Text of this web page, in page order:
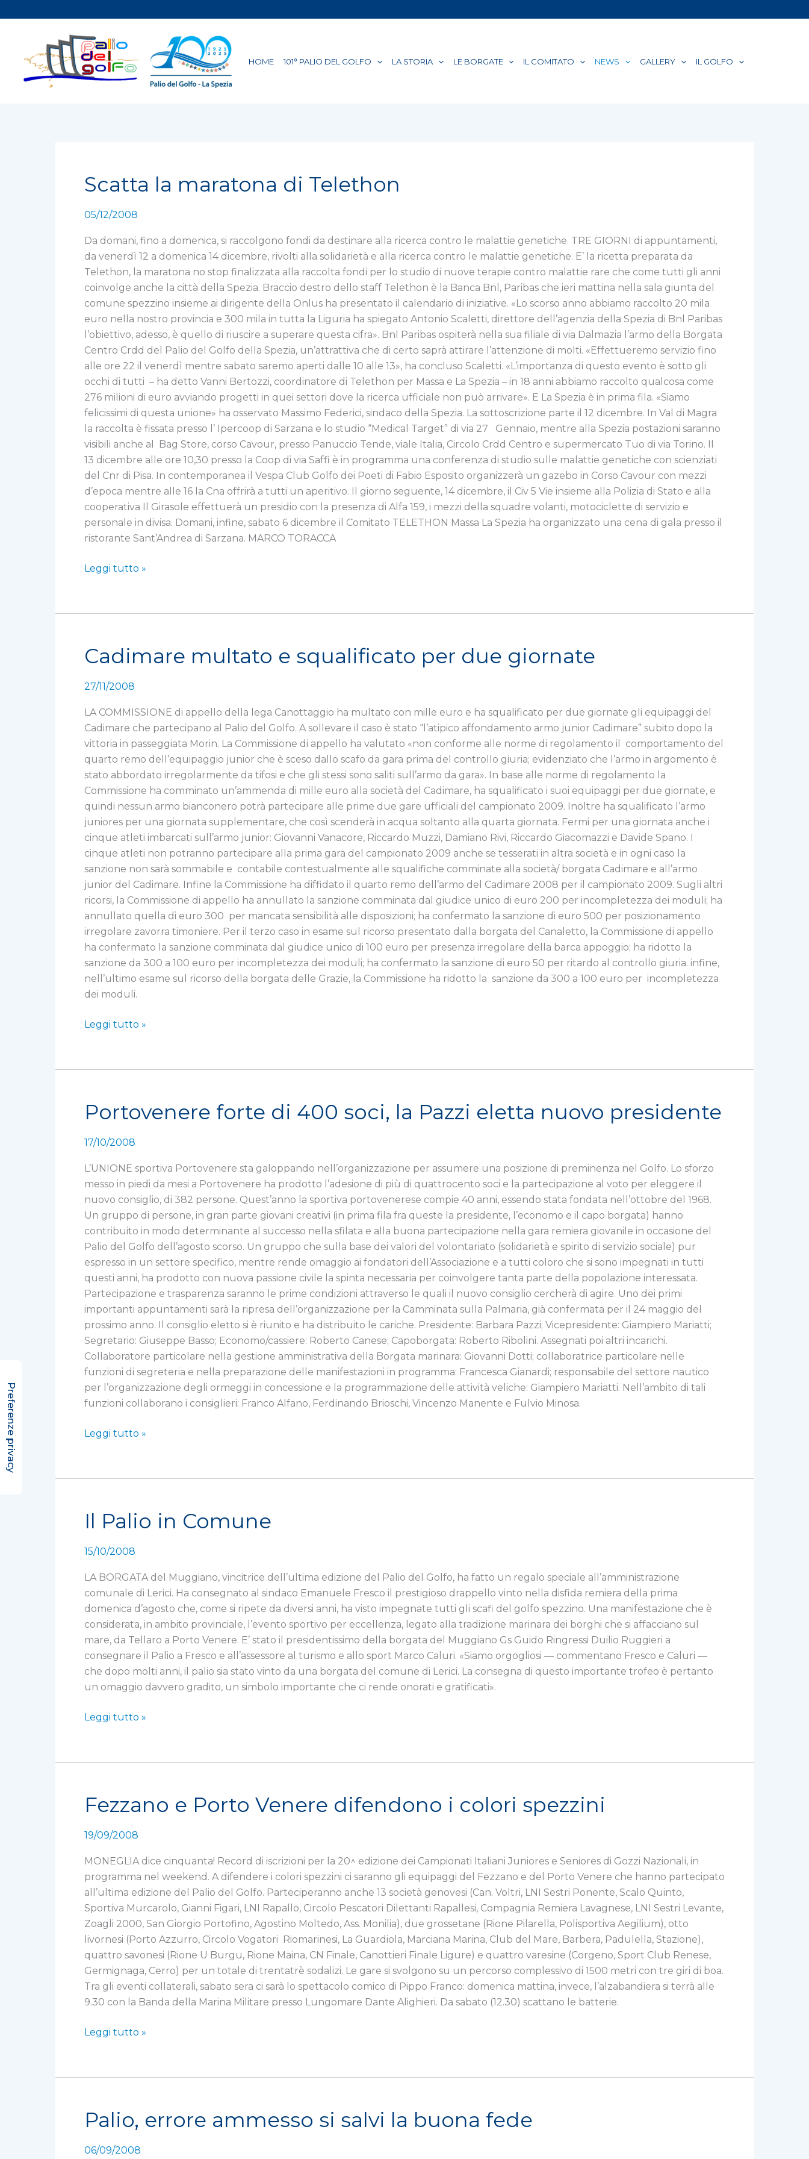
al
HOME 101° PALIO DEL GOLFO LA STORIA LE BORGATE IL COMITATO NEWS GALLERY IL GOLFO
Scatta la maratona di Telethon
05/12/2008
Da domani, fino a domenica, si raccolgono fondi da destinare alla ricerca contro le malattie genetiche. TRE GIORNI di appuntamenti,
da venerdì 12 a domenica 14 dicembre, rivolti alla solidarietà e alla ricerca contro le malattie genetiche. E’ la ricetta preparata da
Telethon, la maratona no stop finalizzata alla raccolta fondi per lo studio di nuove terapie contro malattie rare che come tutti gli anni
coinvolge anche la città della Spezia. Braccio destro dello staff Telethon è la Banca Bnl, Paribas che ieri mattina nella sala giunta del
comune spezzino insieme ai dirigente della Onlus ha presentato il calendario di iniziative. «Lo scorso anno abbiamo raccolto 20 mila
euro nella nostro provincia e 300 mila in tutta la Liguria ha spiegato Antonio Scaletti, direttore dell’agenzia della Spezia di Bnl Paribas
l’obiettivo, adesso, è quello di riuscire a superare questa cifra». Bnl Paribas ospiterà nella sua filiale di via Dalmazia l’armo della Borgata
Centro Crdd del Palio del Golfo della Spezia, un’attrattiva che di certo saprà attirare l’attenzione di molti. «Effettueremo servizio fino
alle ore 22 il venerdì mentre sabato saremo aperti dalle 10 alle 13», ha concluso Scaletti. «L’importanza di questo evento è sotto gli
occhi di tutti – ha detto Vanni Bertozzi, coordinatore di Telethon per Massa e La Spezia – in 18 anni abbiamo raccolto qualcosa come
276 milioni di euro avviando progetti in quei settori dove la ricerca ufficiale non può arrivare». E La Spezia è in prima fila. «Siamo
felicissimi di questa unione» ha osservato Massimo Federici, sindaco della Spezia. La sottoscrizione parte il 12 dicembre. In Val di Magra
la raccolta è fissata presso l’ Ipercoop di Sarzana e lo studio “Medical Target” di via 27 Gennaio, mentre alla Spezia postazioni saranno
visibili anche al Bag Store, corso Cavour, presso Panuccio Tende, viale Italia, Circolo Crdd Centro e supermercato Tuo di via Torino. Il
13 dicembre alle ore 10,30 presso la Coop di via Saffi è in programma una conferenza di studio sulle malattie genetiche con scienziati
del Cnr di Pisa. In contemporanea il Vespa Club Golfo dei Poeti di Fabio Esposito organizzerà un gazebo in Corso Cavour con mezzi
d’epoca mentre alle 16 la Cna offrirà a tutti un aperitivo. Il giorno seguente, 14 dicembre, il Civ 5 Vie insieme alla Polizia di Stato e alla
cooperativa Il Girasole effettuerà un presidio con la presenza di Alfa 159, i mezzi della squadre volanti, motociclette di servizio e
personale in divisa. Domani, infine, sabato 6 dicembre il Comitato TELETHON Massa La Spezia ha organizzato una cena di gala presso il
ristorante Sant’Andrea di Sarzana. MARCO TORACCA
Scatta
la
maratona
Telethon
Leggi tutto »
Cadimare multato e squalificato per due giornate
27/11/2008
LA COMMISSIONE di appello della lega Canottaggio ha multato con mille euro e ha squalificato per due giornate gli equipaggi del
Cadimare che partecipano al Palio del Golfo. A sollevare il caso è stato “l’atipico affondamento armo junior Cadimare” subito dopo la
vittoria in passeggiata Morin. La Commissione di appello ha valutato «non conforme alle norme di regolamento il comportamento del
quarto remo dell’equipaggio junior che è sceso dallo scafo da gara prima del controllo giuria; evidenziato che l’armo in argomento è
stato abbordato irregolarmente da tifosi e che gli stessi sono saliti sull’armo da gara». In base alle norme di regolamento la
Commissione ha comminato un’ammenda di mille euro alla società del Cadimare, ha squalificato i suoi equipaggi per due giornate, e
quindi nessun armo bianconero potrà partecipare alle prime due gare ufficiali del campionato 2009. Inoltre ha squalificato l’armo
juniores per una giornata supplementare, che così scenderà in acqua soltanto alla quarta giornata. Fermi per una giornata anche i
cinque atleti imbarcati sull’armo junior: Giovanni Vanacore, Riccardo Muzzi, Damiano Rivi, Riccardo Giacomazzi e Davide Spano. I
cinque atleti non potranno partecipare alla prima gara del campionato 2009 anche se tesserati in altra società e in ogni caso la
sanzione non sarà sommabile e contabile contestualmente alle squalifiche comminate alla società/ borgata Cadimare e all’armo
junior del Cadimare. Infine la Commissione ha diffidato il quarto remo dell’armo del Cadimare 2008 per il campionato 2009. Sugli altri
ricorsi, la Commissione di appello ha annullato la sanzione comminata dal giudice unico di euro 200 per incompletezza dei moduli; ha
annullato quella di euro 300 per mancata sensibilità alle disposizioni; ha confermato la sanzione di euro 500 per posizionamento
irregolare zavorra timoniere. Per il terzo caso in esame sul ricorso presentato dalla borgata del Canaletto, la Commissione di appello
ha confermato la sanzione comminata dal giudice unico di 100 euro per presenza irregolare della barca appoggio; ha ridotto la
sanzione da 300 a 100 euro per incompletezza dei moduli; ha confermato la sanzione di euro 50 per ritardo al controllo giuria. infine,
nell’ultimo esame sul ricorso della borgata delle Grazie, la Commissione ha ridotto la sanzione da 300 a 100 euro per incompletezza
dei moduli.
Cadimare
multato
e
per
due
giornate
Leggi tutto »
Portovenere forte di 400 soci, la Pazzi eletta nuovo presidente
17/10/2008
L’UNIONE sportiva Portovenere sta galoppando nell’organizzazione per assumere una posizione di preminenza nel Golfo. Lo sforzo
messo in piedi da mesi a Portovenere ha prodotto l’adesione di più di quattrocento soci e la partecipazione al voto per eleggere il
nuovo consiglio, di 382 persone. Quest’anno la sportiva portovenerese compie 40 anni, essendo stata fondata nell’ottobre del 1968.
Un gruppo di persone, in gran parte giovani creativi (in prima fila fra queste la presidente, l’economo e il capo borgata) hanno
contribuito in modo determinante al successo nella sfilata e alla buona partecipazione nella gara remiera giovanile in occasione del
Palio del Golfo dell’agosto scorso. Un gruppo che sulla base dei valori del volontariato (solidarietà e spirito di servizio sociale) pur
espresso in un settore specifico, mentre rende omaggio ai fondatori dell’Associazione e a tutti coloro che si sono impegnati in tutti
questi anni, ha prodotto con nuova passione civile la spinta necessaria per coinvolgere tanta parte della popolazione interessata.
Partecipazione e trasparenza saranno le prime condizioni attraverso le quali il nuovo consiglio cercherà di agire. Uno dei primi
importanti appuntamenti sarà la ripresa dell’organizzazione per la Camminata sulla Palmaria, già confermata per il 24 maggio del
prossimo anno. Il consiglio eletto si è riunito e ha distribuito le cariche. Presidente: Barbara Pazzi; Vicepresidente: Giampiero Mariatti;
Segretario: Giuseppe Basso; Economo/cassiere: Roberto Canese; Capoborgata: Roberto Ribolini. Assegnati poi altri incarichi.
Collaboratore particolare nella gestione amministrativa della Borgata marinara: Giovanni Dotti; collaboratrice particolare nelle
funzioni di segreteria e nella preparazione delle manifestazioni in programma: Francesca Gianardi; responsabile del settore nautico
per l’organizzazione degli ormeggi in concessione e la programmazione delle attività veliche: Giampiero Mariatti. Nell’ambito di tali
funzioni collaborano i consiglieri: Franco Alfano, Ferdinando Brioschi, Vincenzo Manente e Fulvio Minosa.
Portovenere
forte
di
soci,
la
Pazzi
eletta
nuovo
presidente
Leggi tutto »
Il Palio in Comune
15/10/2008
LA BORGATA del Muggiano, vincitrice dell’ultima edizione del Palio del Golfo, ha fatto un regalo speciale all’amministrazione
comunale di Lerici. Ha consegnato al sindaco Emanuele Fresco il prestigioso drappello vinto nella disfida remiera della prima
domenica d’agosto che, come si ripete da diversi anni, ha visto impegnate tutti gli scafi del golfo spezzino. Una manifestazione che è
considerata, in ambito provinciale, l’evento sportivo per eccellenza, legato alla tradizione marinara dei borghi che si affacciano sul
mare, da Tellaro a Porto Venere. E’ stato il presidentissimo della borgata del Muggiano Gs Guido Ringressi Duilio Ruggieri a
consegnare il Palio a Fresco e all’assessore al turismo e allo sport Marco Caluri. «Siamo orgogliosi — commentano Fresco e Caluri —
che dopo molti anni, il palio sia stato vinto da una borgata del comune di Lerici. La consegna di questo importante trofeo è pertanto
un omaggio davvero gradito, un simbolo importante che ci rende onorati e gratificati».
Il
Palio
in
Leggi tutto »
Fezzano e Porto Venere difendono i colori spezzini
19/09/2008
MONEGLIA dice cinquanta! Record di iscrizioni per la 20^ edizione dei Campionati Italiani Juniores e Seniores di Gozzi Nazionali, in
programma nel weekend. A difendere i colori spezzini ci saranno gli equipaggi del Fezzano e del Porto Venere che hanno partecipato
all’ultima edizione del Palio del Golfo. Parteciperanno anche 13 società genovesi (Can. Voltri, LNI Sestri Ponente, Scalo Quinto,
Sportiva Murcarolo, Gianni Figari, LNI Rapallo, Circolo Pescatori Dilettanti Rapallesi, Compagnia Remiera Lavagnese, LNI Sestri Levante,
Zoagli 2000, San Giorgio Portofino, Agostino Moltedo, Ass. Monilia), due grossetane (Rione Pilarella, Polisportiva Aegilium), otto
livornesi (Porto Azzurro, Circolo Vogatori Riomarinesi, La Guardiola, Marciana Marina, Club del Mare, Barbera, Padulella, Stazione),
quattro savonesi (Rione U Burgu, Rione Maina, CN Finale, Canottieri Finale Ligure) e quattro varesine (Corgeno, Sport Club Renese,
Germignaga, Cerro) per un totale di trentatrè sodalizi. Le gare si svolgono su un percorso complessivo di 1500 metri con tre giri di boa.
Tra gli eventi collaterali, sabato sera ci sarà lo spettacolo comico di Pippo Franco: domenica mattina, invece, l’alzabandiera si terrà alle
9.30 con la Banda della Marina Militare presso Lungomare Dante Alighieri. Da sabato (12.30) scattano le batterie.
Fezzano
e
Porto
difendono
i
colori
spezzini
Leggi tutto »
Palio, errore ammesso si salvi la buona fede
06/09/2008
Palio,
errore
ammesso